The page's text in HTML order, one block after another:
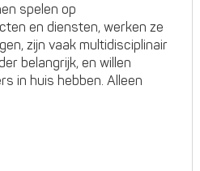
spelen op
en diensten, werken ze
zijn vaak multidisciplinair
belangrijk, en willen
in huis hebben. Alleen